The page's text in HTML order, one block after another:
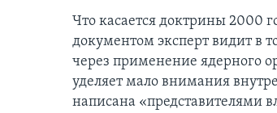
Что касается доктрины 2000
документом эксперт видит в
через применение ядерного
уделяет мало внимания
написана «представителями